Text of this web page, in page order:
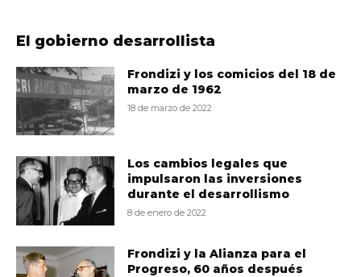
El gobierno desarrollista
Frondizi y los comicios del 18 de
marzo de 1962
18 de marzo de 2022
Los cambios legales que
impulsaron las inversiones
durante el desarrollismo
8 de enero de 2022
Frondizi y la Alianza para el
Progreso, 60 años después